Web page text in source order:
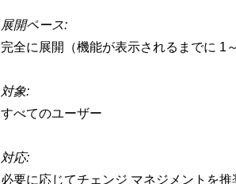
展開ペース:
完全に展開（機能が表示されるまでに 1
対象:
すべてのユーザー
対応:
必要に応じてチェンジ マネジメントを推